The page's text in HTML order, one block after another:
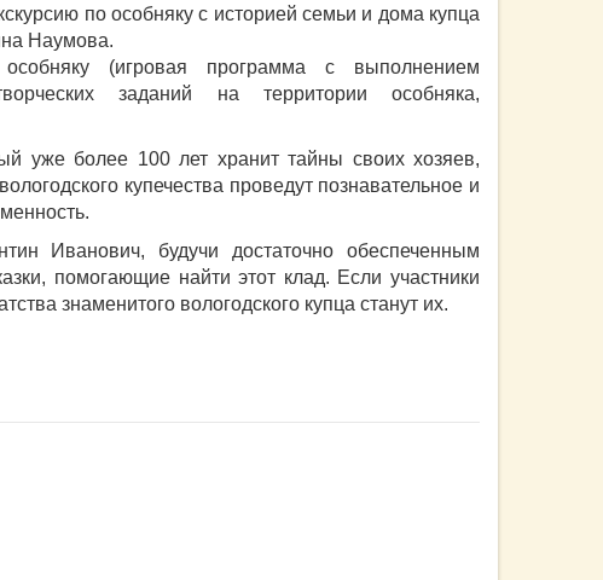
по особняку с историей семьи и дома купца
Наумова.
(игровая программа с выполнением
заданий на территории особняка,
уже более 100 лет хранит тайны своих хозяев,
купечества проведут познавательное и
Иванович, будучи достаточно обеспеченным
помогающие найти этот клад. Если участники
знаменитого вологодского купца станут их.